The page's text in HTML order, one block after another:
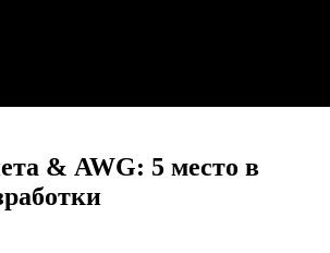
& AWG: 5 место в